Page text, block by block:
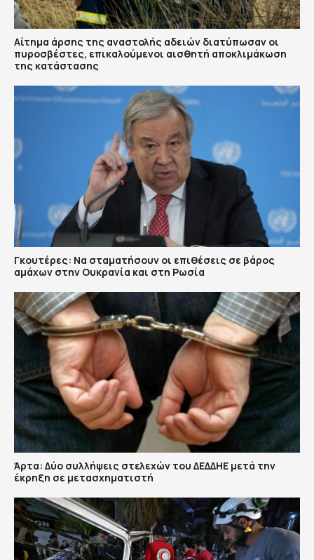
Αίτημα άρσης της αναστολής αδειών διατύπωσαν οι
πυροσβέστες, επικαλούμενοι αισθητή αποκλιμάκωση
της κατάστασης
Γκουτέρες: Να σταματήσουν οι επιθέσεις σε βάρος
αμάχων στην Ουκρανία και στη Ρωσία
Άρτα: Δύο συλλήψεις στελεχών του ΔΕΔΔΗΕ μετά την
έκρηξη σε μετασχηματιστή